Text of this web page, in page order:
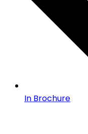
In Brochure